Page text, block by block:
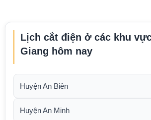
Lịch cắt điện ở các khu
Giang hôm nay
Huyện An Biên
Huyện An Minh